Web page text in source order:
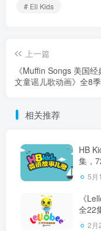
# Eli Kids
上一篇
《Muffin Songs 美国经
文童谣儿歌动画》全8
相关推荐
HB
集，
下载
5月
《
全22
网盘
2月